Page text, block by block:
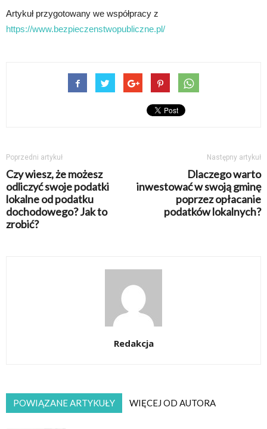
Artykuł przygotowany we współpracy z
https://www.bezpieczenstwopubliczne.pl/
Poprzedni artykuł
Czy wiesz, że możesz
odliczyć swoje podatki
lokalne od podatku
dochodowego? Jak to
zrobić?
Następny artykuł
Dlaczego warto
inwestować w swoją gminę
poprzez opłacanie
podatków lokalnych?
Redakcja
POWIĄZANE ARTYKUŁY WIĘCEJ OD AUTORA